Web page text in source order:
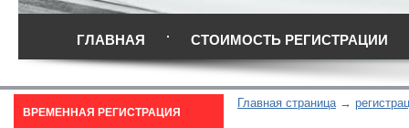
ГЛАВНАЯ СТОИМОСТЬ РЕГИСТРАЦИИ
Главная страница
ВРЕМЕННАЯ РЕГИСТРАЦИЯ